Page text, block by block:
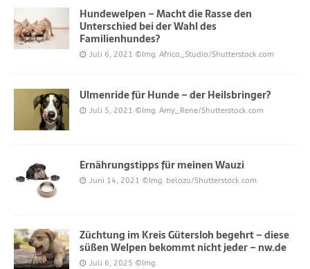
Hundewelpen – Macht die Rasse den
Unterschied bei der Wahl des
Familienhundes?
Juli 6, 2021 ©Img. Africa_Studio/Shutterstock.com
Ulmenride für Hunde – der Heilsbringer?
Juli 5, 2021 ©Img. Amy_Rene/Shutterstock.com
Ernährungstipps für meinen Wauzi
Juni 14, 2021 ©Img. belozu/Shutterstock.com
Züchtung im Kreis Gütersloh begehrt – diese
süßen Welpen bekommt nicht jeder – nw.de
Juli 6, 2025 ©Img.